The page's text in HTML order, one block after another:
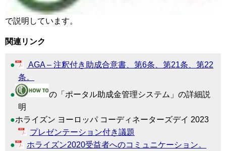
で説明しています。
関連リンク
AGA – 注釈付き助成合意書、第6条、第21条、第22
条。
の「ポータル助成金管理システム」の詳細説
明
ホライズン ヨーロッパ コーディネーターズデイ 2023
プレゼンテーション付き議題
ホライズン2020受益者へのコミュニケーション。